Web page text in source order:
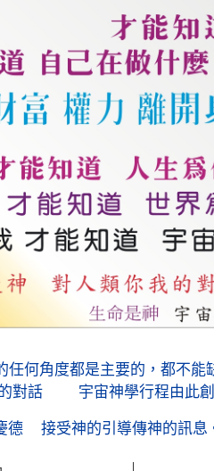
何角度都是主要的，都不能
對話 宇宙神學行程由此創
接受神的引導傳神的訊息